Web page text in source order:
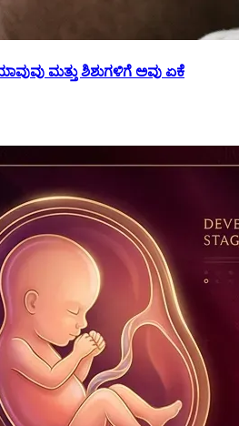
ಮತ್ತು ಶಿಶುಗಳಿಗೆ ಅವು ಏಕೆ